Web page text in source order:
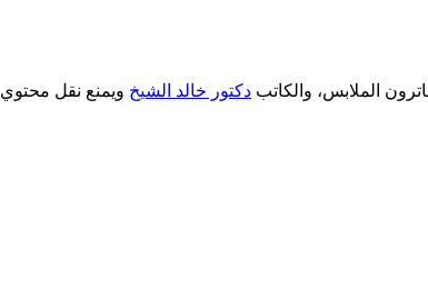
دكتور خالد الشيخ ويمنع نقل